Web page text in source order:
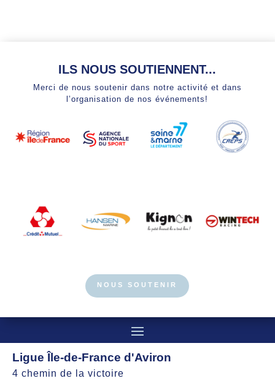
ILS NOUS SOUTIENNENT...
Merci de nous soutenir dans notre activité et dans
l’organisation de nos événements!
NOUS SOUTENIR
Ligue Île-de-France d'Aviron
4 chemin de la victoire